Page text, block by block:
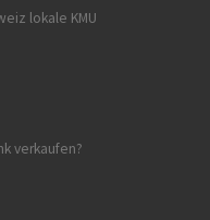
lokale KMU
verkaufen?